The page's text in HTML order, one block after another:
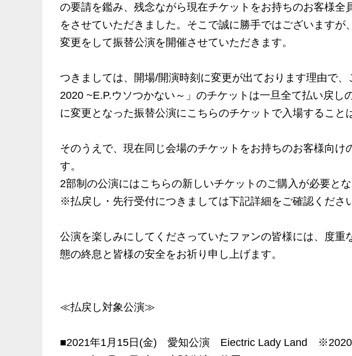
の要請を鑑み、残念ながら現在チケットをお持ちのお客様
をさせていただきました。そこで誠に勝手ではございます
変更をして振替公演を開催させていただきます。
つきましては、開場/開演時刻に変更が出ております理由で
2020 ~E.P.ウソつかない～」のチケットは一旦全て払い戻し
に変更となった振替公演にこちらのチケットで入場すること
そのうえで、現在同じ会場のチケットをお持ちのお客様向
す。
2部制の公演にはこちらの新しいチケットのご購入が必要とな
※払戻し・先行受付につきましては下記詳細をご確認くださ
公演を楽しみにしてくださっていたファンの皆様には、度
態の終息と皆様の安全をお祈り申し上げます。
≪払戻し対象公演≫
■2021年1月15日(金) 愛知公演 Eiectric Lady Land